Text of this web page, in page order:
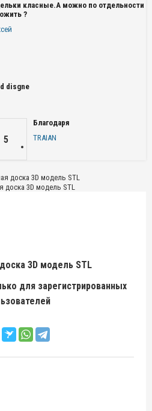
класные.А можно по отдельности
?
disgne
5
Благодаря
TRAIAN
доска 3D модель STL
3D модель STL
для зарегистрированных